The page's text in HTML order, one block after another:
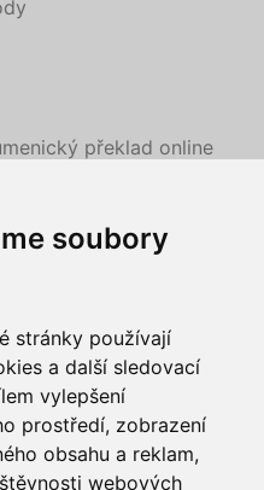
soubory
stránky používají
a další sledovací
vylepšení
prostředí, zobrazení
obsahu a reklam,
webových
překlad online
online
v multilinguální Bibli
knihy
e-mailem
údajů